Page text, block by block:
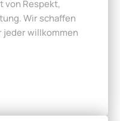
von Respekt,
Wir schaffen
jeder willkommen